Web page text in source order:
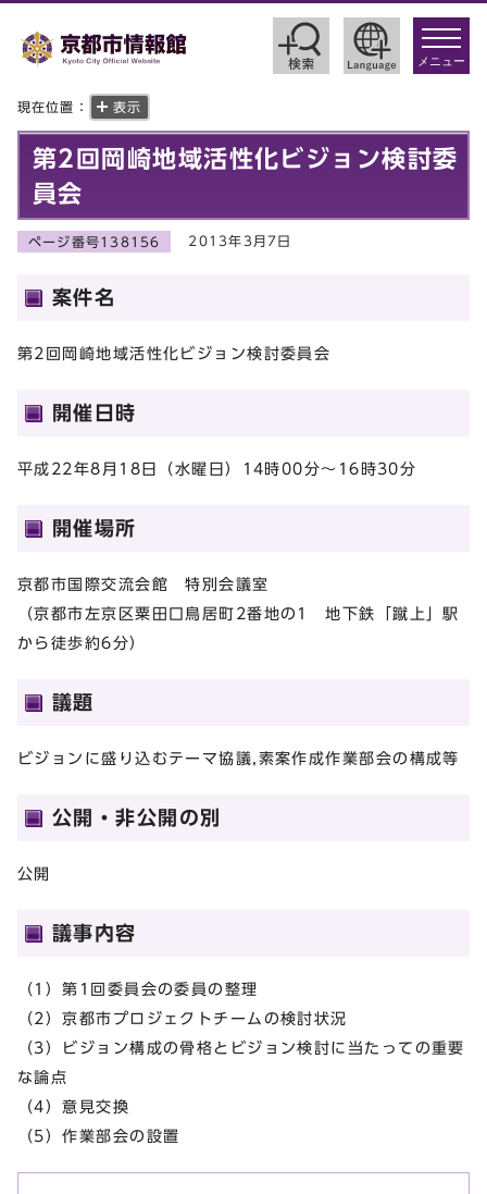
toggle
メニュー
現在位置： 表示
第2回岡崎地域活性化ビジョン検討委
員会
ページ番号138156 2013年3月7日
案件名
第2回岡崎地域活性化ビジョン検討委員会
開催日時
平成22年8月18日（水曜日）14時00分～16時30分
開催場所
京都市国際交流会館 特別会議室
（京都市左京区粟田口鳥居町2番地の1 地下鉄「蹴上」駅
から徒歩約6分）
議題
ビジョンに盛り込むテーマ協議,素案作成作業部会の構成等
公開・非公開の別
公開
議事内容
（1）第1回委員会の委員の整理
（2）京都市プロジェクトチームの検討状況
（3）ビジョン構成の骨格とビジョン検討に当たっての重要
な論点
（4）意見交換
（5）作業部会の設置